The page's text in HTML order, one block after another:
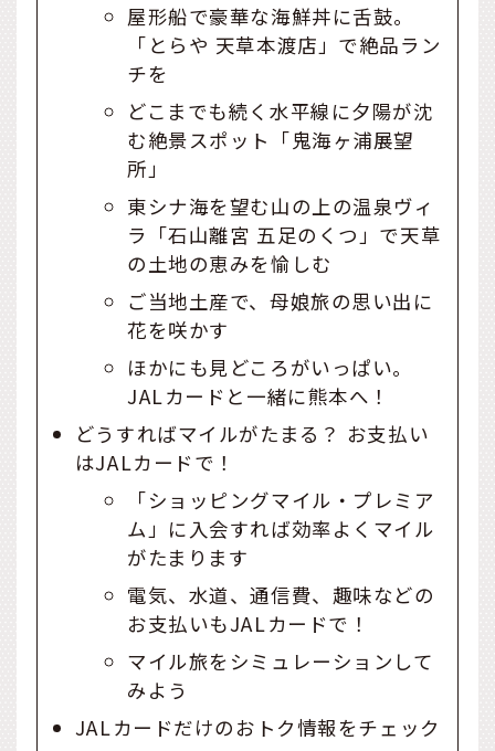
屋形船で豪華な海鮮丼に舌鼓。
「とらや 天草本渡店」で絶品ラン
チを
どこまでも続く水平線に夕陽が沈
む絶景スポット「鬼海ヶ浦展望
所」
東シナ海を望む山の上の温泉ヴィ
ラ「石山離宮 五足のくつ」で天草
の土地の恵みを愉しむ
ご当地土産で、母娘旅の思い出に
花を咲かす
ほかにも見どころがいっぱい。
JALカードと一緒に熊本へ！
どうすればマイルがたまる？ お支払い
はJALカードで！
「ショッピングマイル・プレミア
ム」に入会すれば効率よくマイル
がたまります
電気、水道、通信費、趣味などの
お支払いもJALカードで！
マイル旅をシミュレーションして
みよう
JALカードだけのおトク情報をチェック